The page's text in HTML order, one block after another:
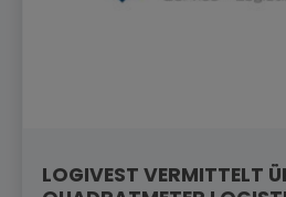
LOGIVEST VERMITTELT